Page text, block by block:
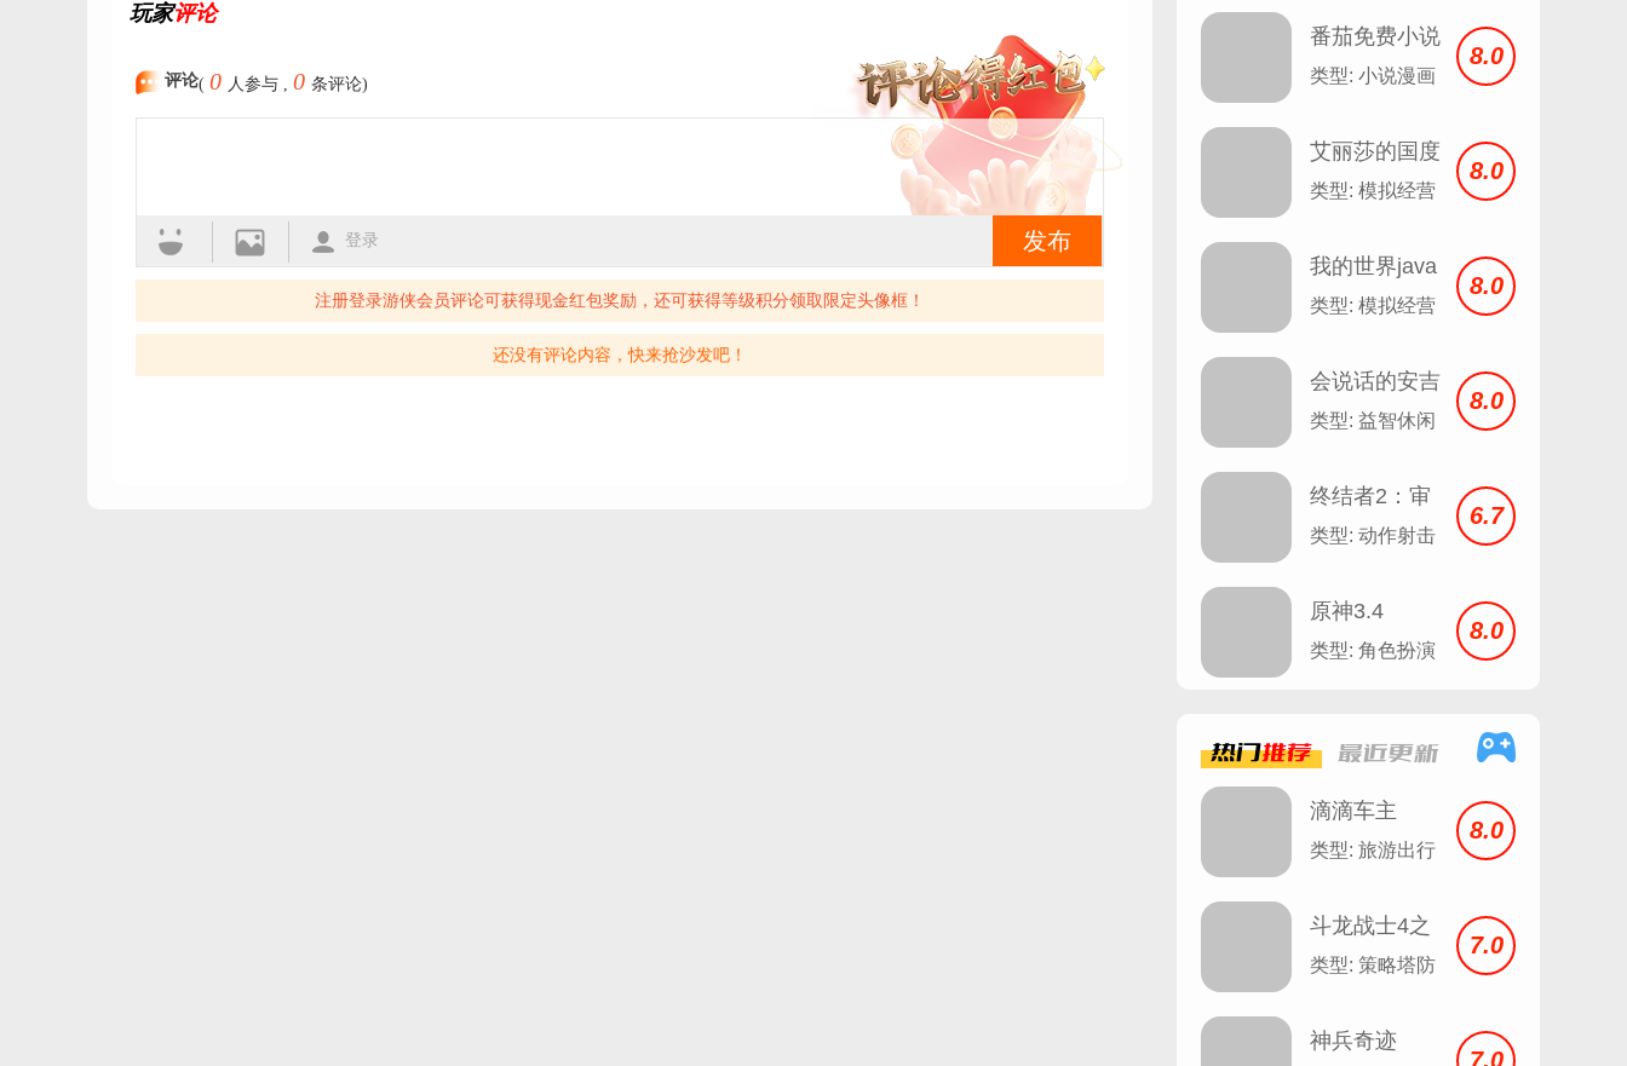
玩家评论
评论( 0 人参与 , 0 条评论)
登录 发布
注册登录游侠会员评论可获得现金红包奖励，还可获得等级积分领取限定头像框！
还没有评论内容，快来抢沙发吧！
番茄免费小说
安卓
类型: 小说漫画
8.0
艾丽莎的国度
类型: 模拟经营
8.0
我的世界java
版
类型: 模拟经营
8.0
会说话的安吉
拉 Talking
类型: 益智休闲
8.0
终结者2：审
判日
类型: 动作射击
6.7
原神3.4
类型: 角色扮演
8.0
热门推荐 最近更新
滴滴车主
8.1.12
类型: 旅游出行
8.0
斗龙战士4之
双龙核
类型: 策略塔防
7.0
神兵奇迹
7.0